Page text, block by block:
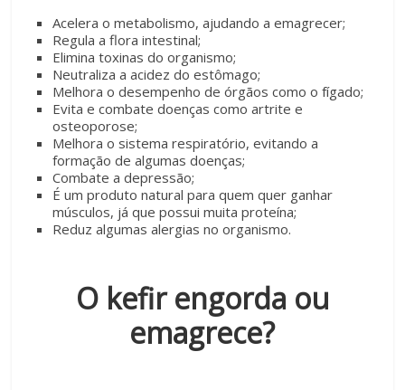
Acelera o metabolismo, ajudando a emagrecer;
Regula a flora intestinal;
Elimina toxinas do organismo;
Neutraliza a acidez do estômago;
Melhora o desempenho de órgãos como o fígado;
Evita e combate doenças como artrite e
osteoporose;
Melhora o sistema respiratório, evitando a
formação de algumas doenças;
Combate a depressão;
É um produto natural para quem quer ganhar
músculos, já que possui muita proteína;
Reduz algumas alergias no organismo.
O kefir engorda ou
emagrece?